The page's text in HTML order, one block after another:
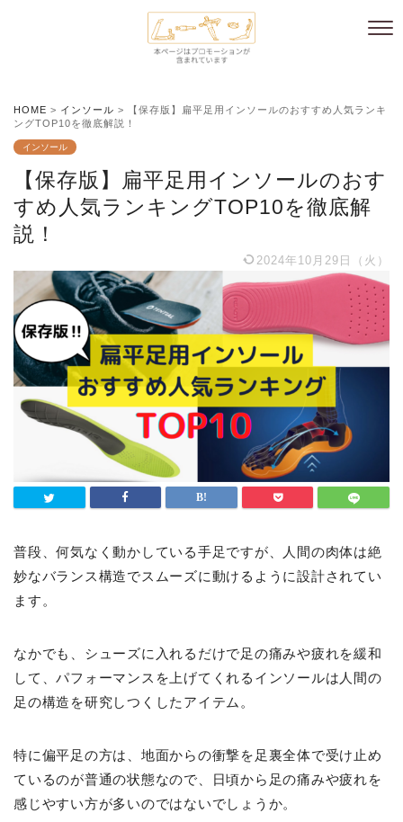
HOME > インソール >
【保存版】扁平足用インソールのおすすめ人気ランキ
ングTOP10を徹底解説！
インソール
【保存版】扁平足用インソールのおす
すめ人気ランキングTOP10を徹底解
説！
2024年10月29日（火）
普段、何気なく動かしている手足ですが、人間の肉体は絶
妙なバランス構造でスムーズに動けるように設計されてい
ます。
なかでも、シューズに入れるだけで足の痛みや疲れを緩和
して、パフォーマンスを上げてくれるインソールは人間の
足の構造を研究しつくしたアイテム。
特に偏平足の方は、地面からの衝撃を足裏全体で受け止め
ているのが普通の状態なので、日頃から足の痛みや疲れを
感じやすい方が多いのではないでしょうか。